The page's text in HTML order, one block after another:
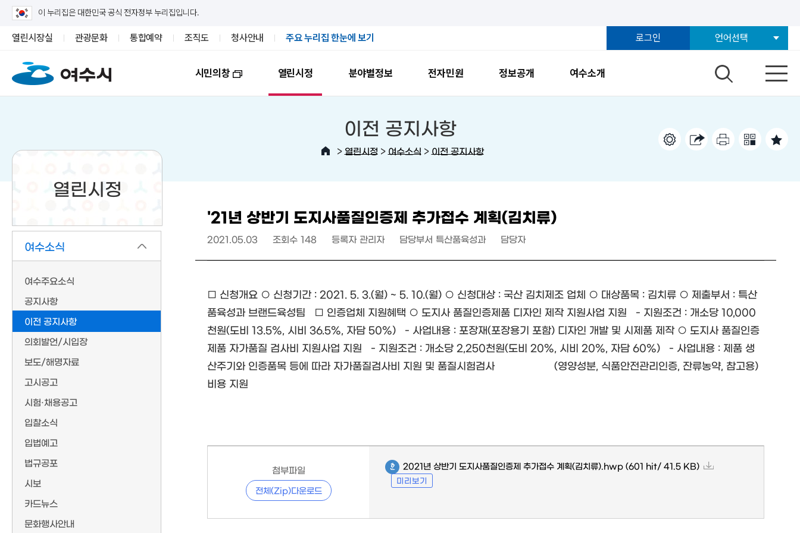
이 누리집은 대한민국 공식 전자정부 누리집입니다.
열린시장실 관광문화 통합예약 조직도 청사안내 주요 누리집 한눈에 보기 로그인 언어선택
시민의창 열린시정 분야별정보 전자민원 정보공개 여수소개
열린시정
여수소식
여수주요소식
공지사항
이전 공지사항
의회발언/시입장
보도/해명자료
고시공고
시험·채용공고
입찰소식
입법예고
법규공포
시보
카드뉴스
문화행사안내
이전 공지사항
> 열린시정 > 여수소식 > 이전 공지사항
'21년 상반기 도지사품질인증제 추가접수 계획(김치류)
2021.05.03 조회수 148 등록자 관리자 담당부서 특산품육성과 담당자
□ 신청개요 ○ 신청기간 : 2021. 5. 3.(월) ~ 5. 10.(월) ○ 신청대상 : 국산 김치제조 업체 ○ 대상품목 : 김치류 ○ 제출부서 : 특산
품육성과 브랜드육성팀 □ 인증업체 지원혜택 ○ 도지사 품질인증제품 디자인 제작 지원사업 지원 - 지원조건 : 개소당 10,000
천원(도비 13.5%, 시비 36.5%, 자담 50%) - 사업내용 : 포장재(포장용기 포함) 디자인 개발 및 시제품 제작 ○ 도지사 품질인증
제품 자가품질 검사비 지원사업 지원 - 지원조건 : 개소당 2,250천원(도비 20%, 시비 20%, 자담 60%) - 사업내용 : 제품 생
산주기와 인증품목 등에 따라 자가품질검사비 지원 및 품질시험검사 (영양성분, 식품안전관리인증, 잔류농약, 참고용)
비용 지원
첨부파일
전체(Zip)다운로드
2021년 상반기 도지사품질인증제 추가접수 계획(김치류).hwp (601 hit/ 41.5 KB)
미리보기